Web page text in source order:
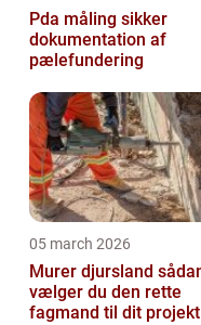
Pda måling sikker
dokumentation af
pælefundering
05 march 2026
Murer djursland sådan
vælger du den rette
fagmand til dit projekt